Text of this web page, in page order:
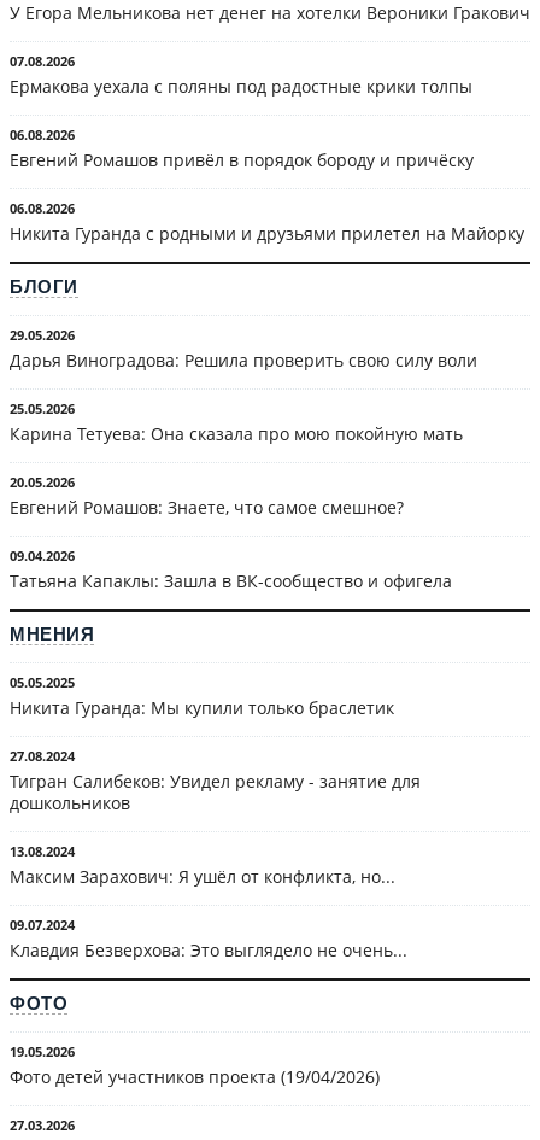
У Егора Мельникова нет денег на хотелки Вероники Гракович
07.08.2026
Ермакова уехала с поляны под радостные крики толпы
06.08.2026
Евгений Ромашов привёл в порядок бороду и причёску
06.08.2026
Никита Гуранда с родными и друзьями прилетел на Майорку
БЛОГИ
29.05.2026
Дарья Виноградова: Решила проверить свою силу воли
25.05.2026
Карина Тетуева: Она сказала про мою покойную мать
20.05.2026
Евгений Ромашов: Знаете, что самое смешное?
09.04.2026
Татьяна Капаклы: Зашла в ВК-сообщество и офигела
МНЕНИЯ
05.05.2025
Никита Гуранда: Мы купили только браслетик
27.08.2024
Тигран Салибеков: Увидел рекламу - занятие для
дошкольников
13.08.2024
Максим Зарахович: Я ушёл от конфликта, но...
09.07.2024
Клавдия Безверхова: Это выглядело не очень...
ФОТО
19.05.2026
Фото детей участников проекта (19/04/2026)
27.03.2026